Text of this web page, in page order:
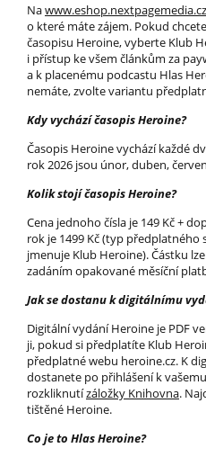
Nawww.eshop.nextpagemedia.cz
o které máte zájem. Pokud
časopisu Heroine, vyberte Klub
i přístup ke všem článkům za
a k placenému podcastu Hlas
nemáte, zvolte variantu
Kdy vychází časopis Heroine?
Časopis Heroine vychází každé
rok 2026 jsou únor, duben,
Kolik stojí časopis Heroine?
Cena jednoho čísla je 149 Kč +
rok je 1499 Kč (typ předplatného
jmenuje Klub Heroine). Částku
zadáním opakované měsíční
Jak se dostanu k digitálnímu
Digitální vydání Heroine je PDF
ji, pokud si předplatíte Klub
předplatné webu heroine.cz. K
dostanete po přihlášení k
rozkliknutízáložky Knihovna.
tištěné Heroine.
Co je to Hlas Heroine?